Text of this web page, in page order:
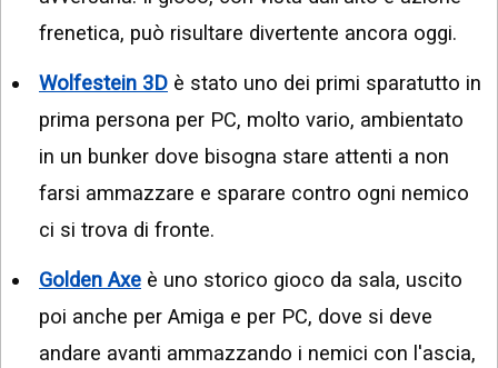
frenetica, può risultare divertente ancora oggi.
Wolfestein 3D è stato uno dei primi sparatutto in
prima persona per PC, molto vario, ambientato
in un bunker dove bisogna stare attenti a non
farsi ammazzare e sparare contro ogni nemico
ci si trova di fronte.
Golden Axe è uno storico gioco da sala, uscito
poi anche per Amiga e per PC, dove si deve
andare avanti ammazzando i nemici con l'ascia,